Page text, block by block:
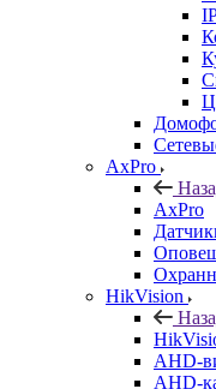
AxPro
AxPro
HikVision
AHD-
AHD-